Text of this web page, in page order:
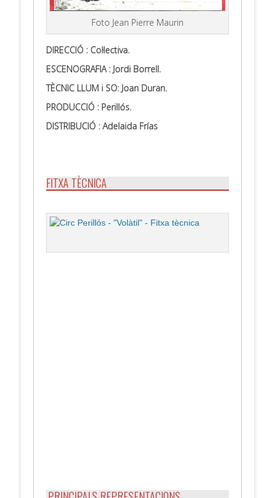
Foto Jean Pierre Maurin
DIRECCIÓ : Col·lectiva.
ESCENOGRAFIA : Jordi Borrell.
TÈCNIC LLUM i SO: Joan Duran.
PRODUCCIÓ : Perillós.
DISTRIBUCIÓ : Adelaida Frías
FITXA TÈCNICA